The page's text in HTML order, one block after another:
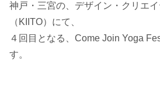
神戸・三宮の、デザイン・クリエ
（KIITO）にて、
４回目となる、Come Join Yoga
す。